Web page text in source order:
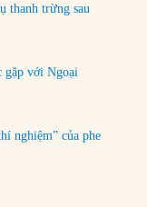
thanh trừng sau
gặp với Ngoại
nghiệm” của phe